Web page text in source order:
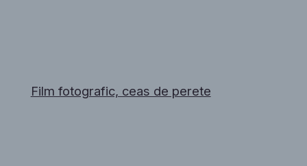
Film fotografic, ceas de perete